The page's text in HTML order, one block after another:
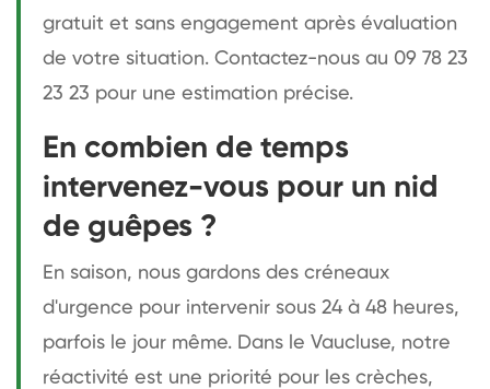
gratuit et sans engagement après évaluation
de votre situation. Contactez-nous au 09 78 23
23 23 pour une estimation précise.
En combien de temps
intervenez-vous pour un nid
de guêpes ?
En saison, nous gardons des créneaux
d'urgence pour intervenir sous 24 à 48 heures,
parfois le jour même. Dans le Vaucluse, notre
réactivité est une priorité pour les crèches,